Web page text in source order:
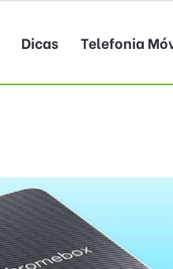
Dicas Telefonia